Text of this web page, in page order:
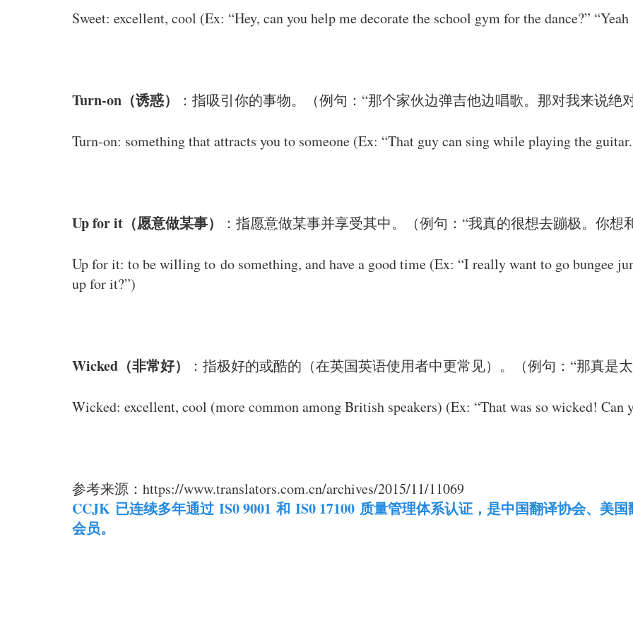
Sweet: excellent, cool (Ex: “Hey, can you help me decorate the school gym for the dance?”
Turn-on（诱惑） ：指吸引你的事物。（例句：“那个家伙边弹吉他边唱歌。那对我来说绝
Turn-on: something that attracts you to someone (Ex: “That guy can sing while playing the
Up for it（愿意做某事） ：指愿意做某事并享受其中。（例句：“我真的很想去蹦极。你
Up for it: to be willing to do something, and have a good time (Ex: “I really want to go bungee
up for it?”)
Wicked（非常好） ：指极好的或酷的（在英国英语使用者中更常见）。（例句：“那真是
Wicked: excellent, cool (more common among British speakers) (Ex: “That was so wicked! Can
参考来源：https://www.translators.com.cn/archives/2015/11/11069
CCJK 已连续多年通过 IS0 9001 和 IS0 17100 质量管理体系认证，是中国翻译协会、美
会员。